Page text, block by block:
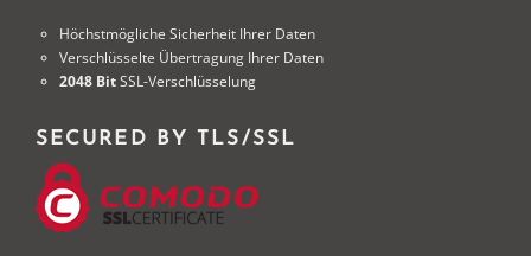
Höchstmögliche Sicherheit Ihrer Daten
Verschlüsselte Übertragung Ihrer Daten
2048 BitSSL-Verschlüsselung
SECURED BY TLS/SSL